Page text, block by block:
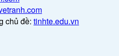
chủ đề: tinhte.edu.vn